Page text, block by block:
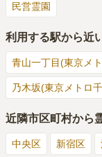
い。季節や時期に
設備・環境 4.0
駐車場はかなり広
はいつもきれいに
がいても問題はな
管理は行き届いて
管理状況 4.0
民営霊園
利用する駅から近
青山一丁目(東京メ
乃木坂(東京メトロ
近隣市区町村から
中央区 新宿区